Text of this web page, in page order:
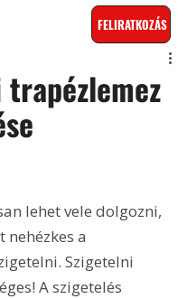
FELIRATKOZÁS
lehet vele dolgozni,
a
Szigetelni
A szigetelés